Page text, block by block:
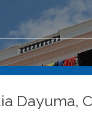
Dayuma,